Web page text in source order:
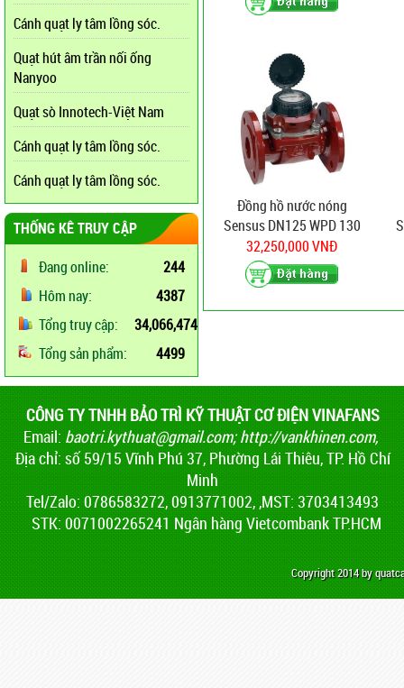
Cánh quạt ly tâm lồng sóc.
Quạt hút âm trần nối ống
Nanyoo
Quạt sò Innotech-Việt Nam
Cánh quạt ly tâm lồng sóc.
Cánh quạt ly tâm lồng sóc.
THỐNG KÊ TRUY CẬP
Đang online:
244
Hôm nay:
4387
Tổng truy cập:
34,066,474
Tổng sản phẩm:
4499
Đồng hồ nước nóng
Sensus DN125 WPD 130
độ
32,250,000 VNĐ
CÔNG TY TNHH BẢO TRÌ KỸ THUẬT CƠ ĐIỆN VINAFANS
Email: baotri.kythuat@gmail.com;http://vankhinen.com,
Địa chỉ: số 59/15 Vĩnh Phú 37, Phường Lái Thiêu, TP. Hồ Chí
Minh
Tel/Zalo: 0786583272, 0913771002, ,MST: 3703413493
STK: 0071002265241 Ngân hàng Vietcombank TP.HCM
Copyright 2014 by